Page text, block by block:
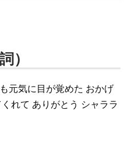
）
元気に目が覚めた おかげ
れて ありがとう シャララ